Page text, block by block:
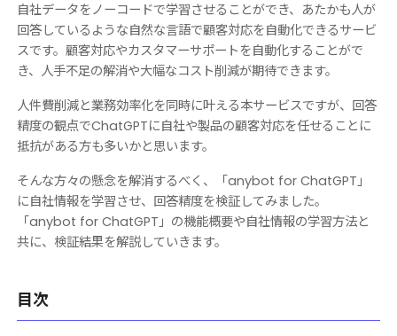
自社データをノーコードで学習させることができ、あたかも人が
回答しているような自然な言語で顧客対応を自動化できるサービ
スです。顧客対応やカスタマーサポートを自動化することがで
き、人手不足の解消や大幅なコスト削減が期待できます。
人件費削減と業務効率化を同時に叶える本サービスですが、回答
精度の観点でChatGPTに自社や製品の顧客対応を任せることに
抵抗がある方も多いかと思います。
そんな方々の懸念を解消するべく、「anybot for ChatGPT」
に自社情報を学習させ、回答精度を検証してみました。
「anybot for ChatGPT」の機能概要や自社情報の学習方法と
共に、検証結果を解説していきます。
目次